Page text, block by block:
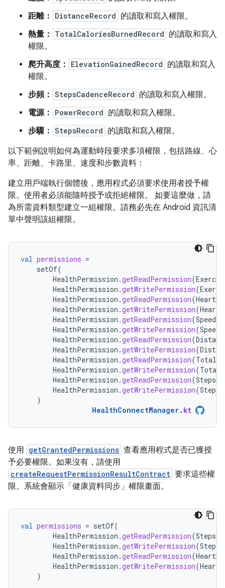
距離：
DistanceRecord 的讀取和寫入權限。
熱量：
TotalCaloriesBurnedRecord 的讀取和寫入
權限。
爬升高度：
ElevationGainedRecord 的讀取和寫入
權限。
步頻： StepsCadenceRecord 的讀取和寫入權限。
電源：
PowerRecord 的讀取和寫入權限。
步驟： StepsRecord 的讀取和寫入權限。
以下範例說明如何為運動時段要求多項權限，包括路線、心
率、距離、卡路里、速度和步數資料：
建立用戶端執行個體後，應用程式必須要求使用者授予權
限。使用者必須能隨時授予或拒絕權限。 如要這麼做，請
為所需資料類型建立一組權限。請務必先在 Android 資訊清
單中聲明該組權限。
val permissions =
setOf(
HealthPermission .getReadPermission(
HealthPermission .getWritePermission(
HealthPermission .getReadPermission(
HealthPermission .getWritePermission(
HealthPermission .getReadPermission(
HealthPermission .getWritePermission(
HealthPermission .getReadPermission(
HealthPermission .getWritePermission(
HealthPermission .getReadPermission(
HealthPermission .getWritePermission(
HealthPermission .getReadPermission(
HealthPermission .getWritePermission(
)
HealthConnectManager. kt
使用 getGrantedPermissions 查看應用程式是否已獲授
予必要權限。如果沒有，請使用
createRequestPermissionResultContract 要求這些權
限。系統會顯示「健康資料同步」權限畫面。
val permissions = setOf(
HealthPermission .getReadPermission(
HealthPermission .getWritePermission(
HealthPermission .getReadPermission(
HealthPermission .getWritePermission(
)